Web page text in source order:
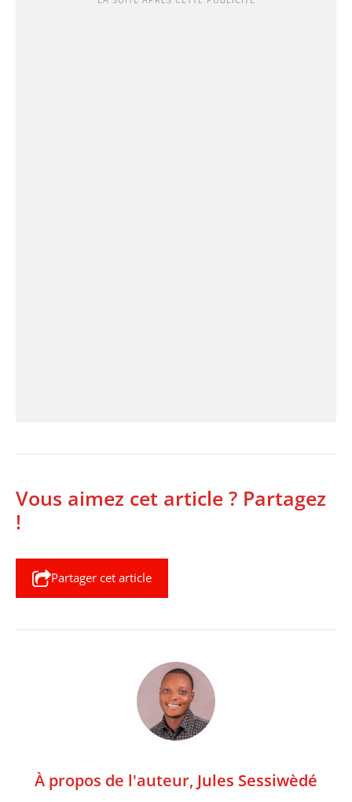
Vous aimez cet article ? Partagez
!
Partager cet article
À propos de l'auteur, Jules Sessiwèdé